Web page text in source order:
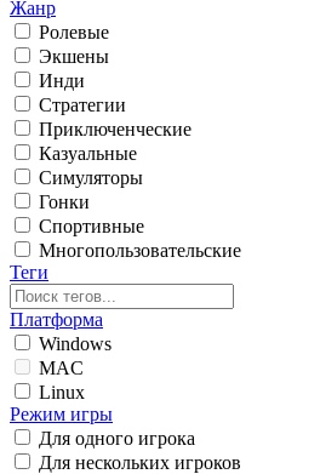
Жанр
Ролевые
Экшены
Инди
Стратегии
Приключенческие
Казуальные
Симуляторы
Гонки
Спортивные
Многопользовательские
Теги
Платформа
Windows
MAC
Linux
Режим игры
Для одного игрока
Для нескольких игроков